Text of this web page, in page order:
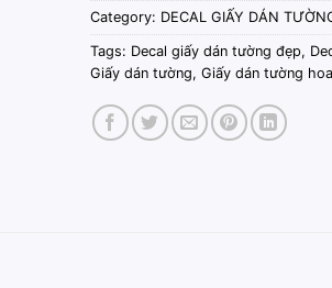
Category: DECAL GIẤY DÁN
Tags: Decal giấy dán tường đẹp,
Giấy dán tường, Giấy dán tường